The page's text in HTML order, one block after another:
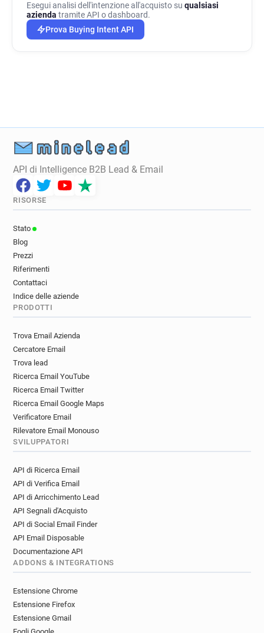
Esegui analisi dell'intenzione all'acquisto su qualsiasi
azienda tramite API o dashboard.
Prova Buying Intent API
API di Intelligence B2B Lead & Email
RISORSE
Stato
Blog
Prezzi
Riferimenti
Contattaci
Indice delle aziende
PRODOTTI
Trova Email Azienda
Cercatore Email
Trova lead
Ricerca Email YouTube
Ricerca Email Twitter
Ricerca Email Google Maps
Verificatore Email
Rilevatore Email Monouso
SVILUPPATORI
API di Ricerca Email
API di Verifica Email
API di Arricchimento Lead
API Segnali d'Acquisto
API di Social Email Finder
API Email Disposable
Documentazione API
ADDONS & INTEGRATIONS
Estensione Chrome
Estensione Firefox
Estensione Gmail